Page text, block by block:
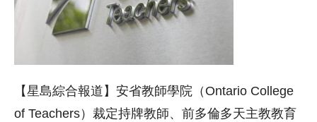
【星島綜合報道】安省教師學院（Ontario College
of Teachers）裁定持牌教師、前多倫多天主教教育